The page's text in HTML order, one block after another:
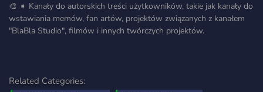
🎨 ➧ Kanały do autorskich treści użytkowników, takie jak kanały do
wstawiania memów, fan artów, projektów związanych z kanałem
"BlaBla Studio", filmów i innych twórczych projektów.
Related Categories: